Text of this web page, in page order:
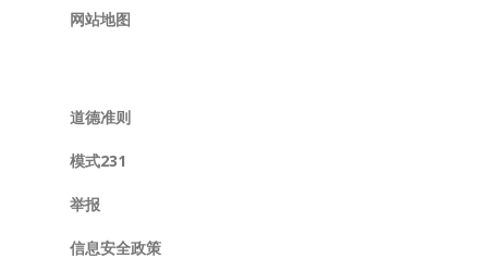
网站地图
道德准则
模式231
举报
信息安全政策